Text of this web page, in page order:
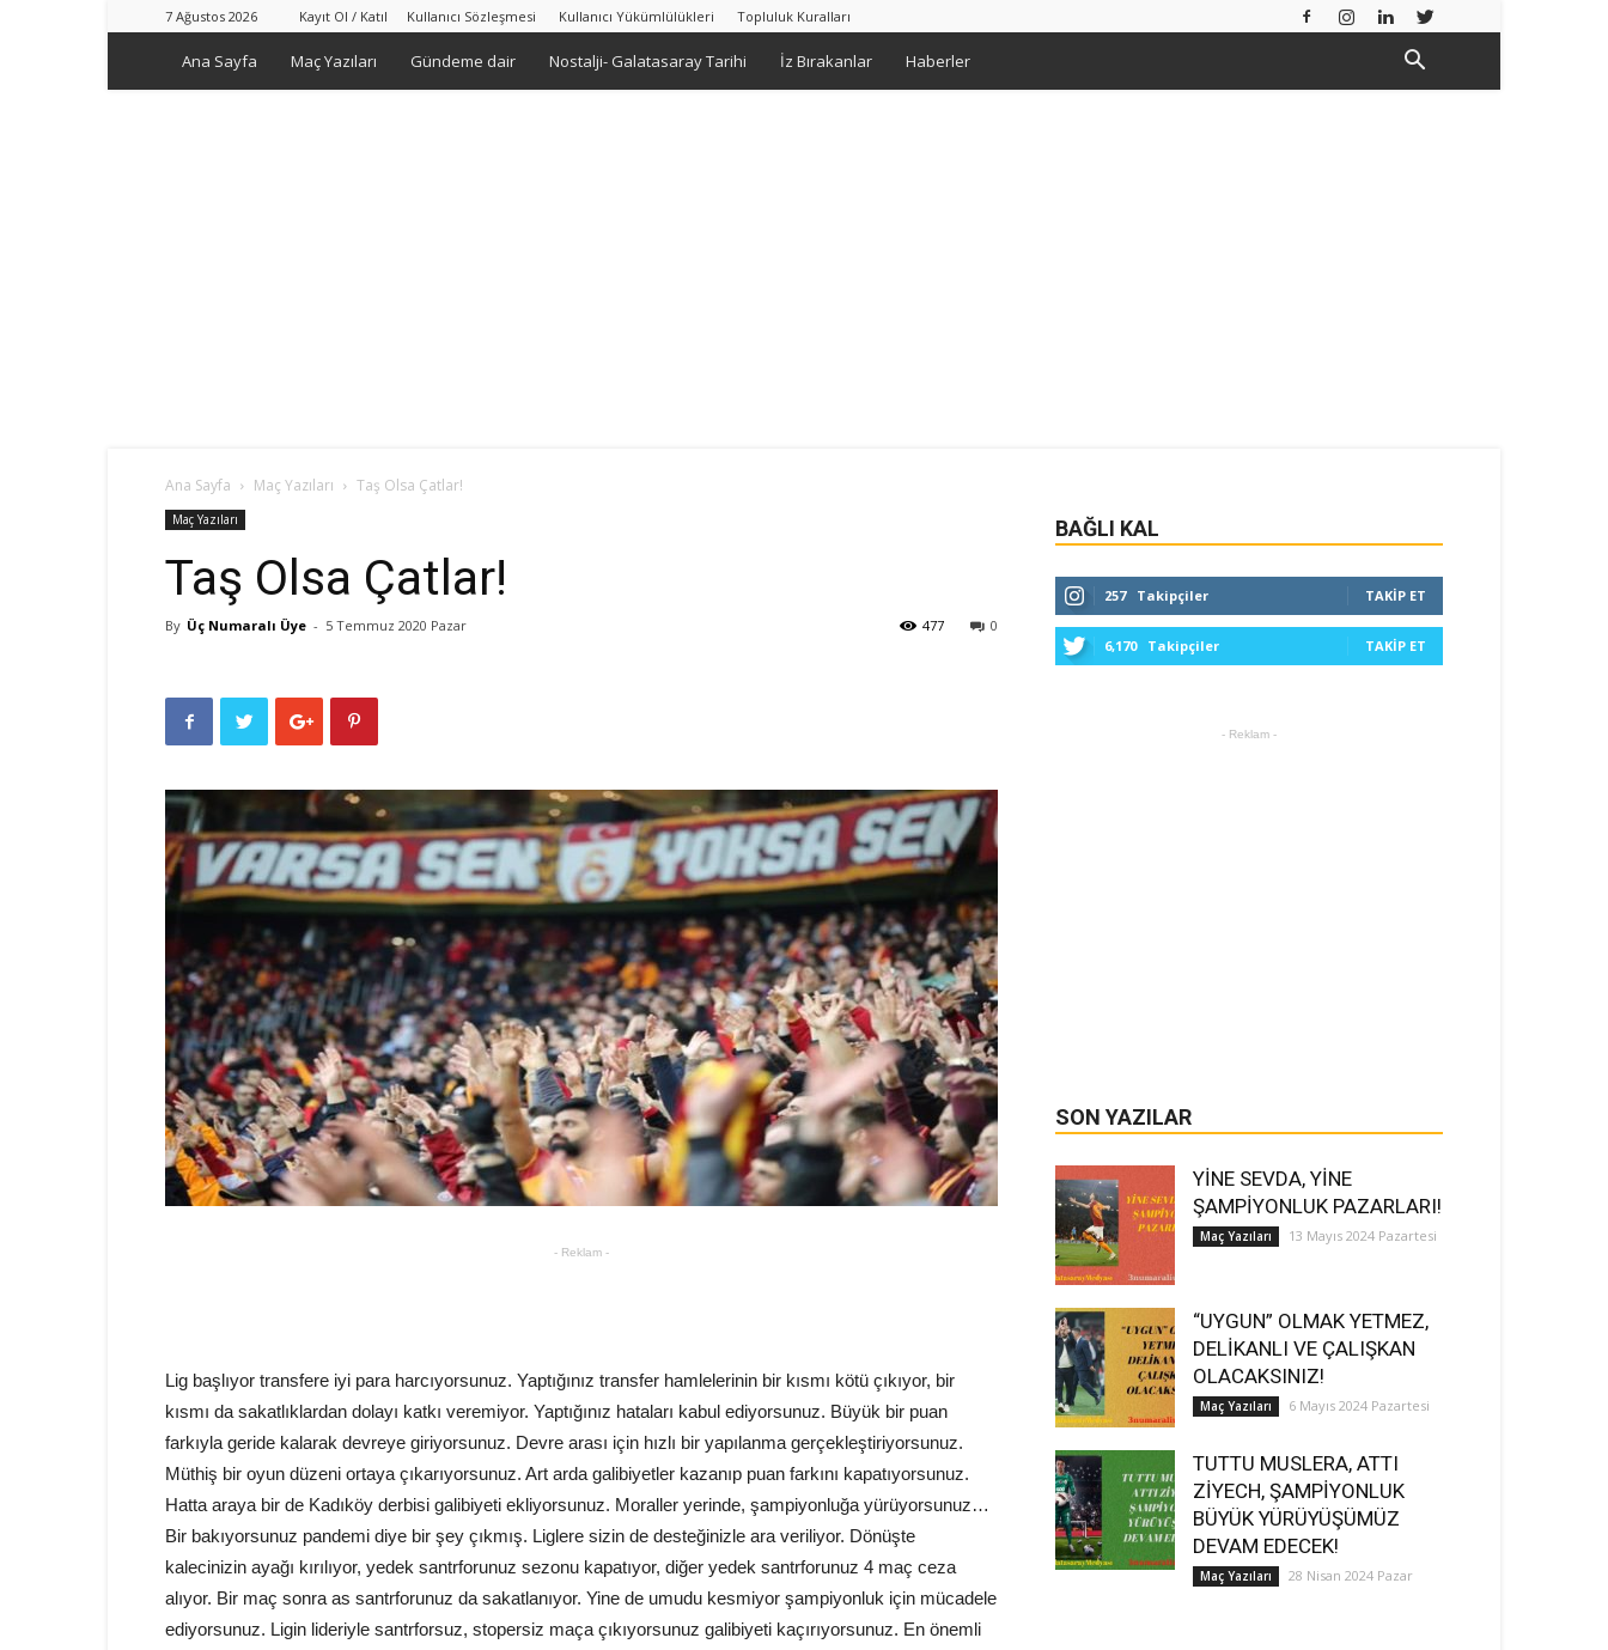
7 Ağustos 2026 Kayıt Ol / Katıl Kullanıcı Sözleşmesi Kullanıcı Yükümlülükleri Topluluk Kuralları
Ana Sayfa Maç Yazıları Gündeme dair Nostalji- Galatasaray Tarihi İz Bırakanlar Haberler
Ana Sayfa Maç Yazıları Taş Olsa Çatlar!
Maç Yazıları
Taş Olsa Çatlar!
By Üç Numaralı Üye - 5 Temmuz 2020 Pazar 0
477
- Reklam -
Lig başlıyor transfere iyi para harcıyorsunuz. Yaptığınız transfer hamlelerinin bir kısmı kötü çıkıyor, bir
kısmı da sakatlıklardan dolayı katkı veremiyor. Yaptığınız hataları kabul ediyorsunuz. Büyük bir puan
farkıyla geride kalarak devreye giriyorsunuz. Devre arası için hızlı bir yapılanma gerçekleştiriyorsunuz.
Müthiş bir oyun düzeni ortaya çıkarıyorsunuz. Art arda galibiyetler kazanıp puan farkını kapatıyorsunuz.
Hatta araya bir de Kadıköy derbisi galibiyeti ekliyorsunuz. Moraller yerinde, şampiyonluğa yürüyorsunuz…
Bir bakıyorsunuz pandemi diye bir şey çıkmış. Liglere sizin de desteğinizle ara veriliyor. Dönüşte
kalecinizin ayağı kırılıyor, yedek santrforunuz sezonu kapatıyor, diğer yedek santrforunuz 4 maç ceza
alıyor. Bir maç sonra as santrforunuz da sakatlanıyor. Yine de umudu kesmiyor şampiyonluk için mücadele
ediyorsunuz. Ligin lideriyle santrforsuz, stopersiz maça çıkıyorsunuz galibiyeti kaçırıyorsunuz. En önemli
BAĞLI KAL
257 Takipçiler TAKIP ET
6,170 Takipçiler TAKIP ET
- Reklam -
SON YAZILAR
YİNE SEVDA, YİNE
ŞAMPİYONLUK PAZARLARI!
Maç Yazıları 13 Mayıs 2024 Pazartesi
“UYGUN” OLMAK YETMEZ,
DELİKANLI VE ÇALIŞKAN
OLACAKSINIZ!
Maç Yazıları 6 Mayıs 2024 Pazartesi
TUTTU MUSLERA, ATTI
ZİYECH, ŞAMPİYONLUK
BÜYÜK YÜRÜYÜŞÜMÜZ
DEVAM EDECEK!
Maç Yazıları 28 Nisan 2024 Pazar